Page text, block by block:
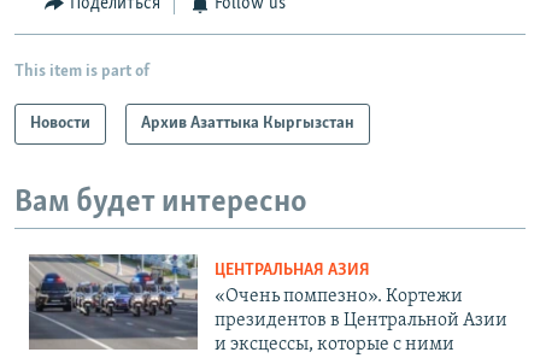
Поделиться Follow us
This item is part of
Новости Архив Азаттыка Кыргызстан
Вам будет интересно
ЦЕНТРАЛЬНАЯ АЗИЯ
«Очень помпезно». Кортежи
президентов в Центральной Азии
и эксцессы, которые с ними